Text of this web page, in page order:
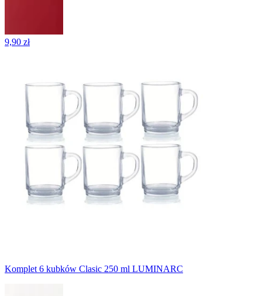
9,90 zł
Komplet 6 kubków Clasic 250 ml LUMINARC